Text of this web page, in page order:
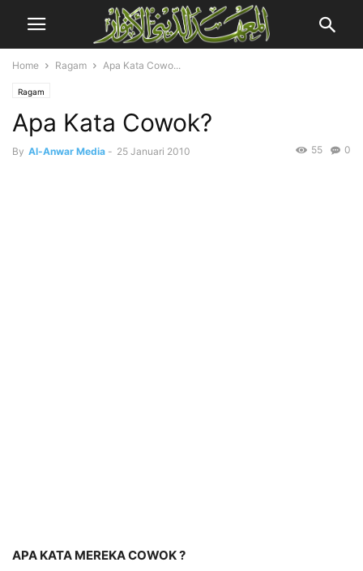
Home Ragam Apa Kata Cowo...
Ragam
Apa Kata Cowok?
By Al-Anwar Media - 25 Januari 2010 0
55
APA KATA MEREKA COWOK ?